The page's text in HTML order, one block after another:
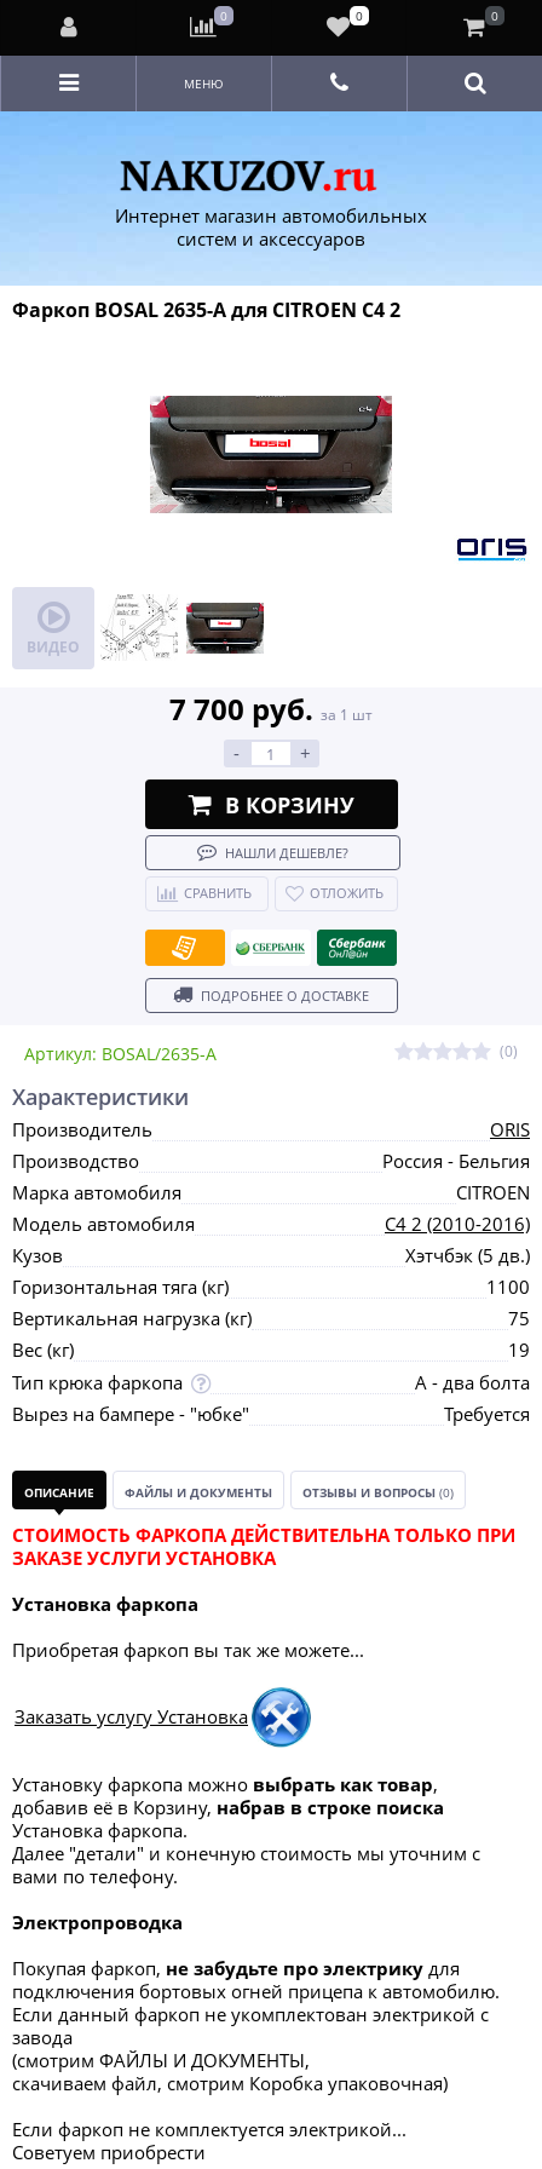
Интернет магазин автомобильных
систем и аксессуаров
МЕНЮ
Фаркоп BOSAL 2635-A для CITROEN C4 2
ВИДЕО
Артикул: BOSAL/2635-A (0)
7 700 руб. за 1 шт
- +
В КОРЗИНУ
НАШЛИ ДЕШЕВЛЕ?
СРАВНИТЬ ОТЛОЖИТЬ
ПОДРОБНЕЕ О ДОСТАВКЕ
Характеристики
Производитель
ORIS
Производство
Россия - Бельгия
Марка автомобиля
CITROEN
Модель автомобиля
C4 2 (2010-2016)
Кузов
Хэтчбэк (5 дв.)
Горизонтальная тяга (кг)
1100
Вертикальная нагрузка (кг)
75
Вес (кг)
19
Тип крюка фаркопа
А - два болта
Вырез на бампере - "юбке"
Требуется
ОПИСАНИЕ ФАЙЛЫ И ДОКУМЕНТЫ ОТЗЫВЫ И ВОПРОСЫ (0)
СТОИМОСТЬ ФАРКОПА ДЕЙСТВИТЕЛЬНА ТОЛЬКО ПРИ
ЗАКАЗЕ УСЛУГИ УСТАНОВКА
Установка фаркопа
Приобретая фаркоп вы так же можете...
Заказать услугу Установка
Установку фаркопа можно выбрать как товар,
добавив её в Корзину, набрав в строке поиска
Установка фаркопа.
Далее "детали" и конечную стоимость мы уточним с
вами по телефону.
Электропроводка
Покупая фаркоп, не забудьте про электрику для
подключения бортовых огней прицепа к автомобилю.
Если данный фаркоп не укомплектован электрикой с
завода
(смотрим ФАЙЛЫ И ДОКУМЕНТЫ,
скачиваем файл, смотрим Коробка упаковочная)
Если фаркоп не комплектуется электрикой...
Советуем приобрести
0 0 0